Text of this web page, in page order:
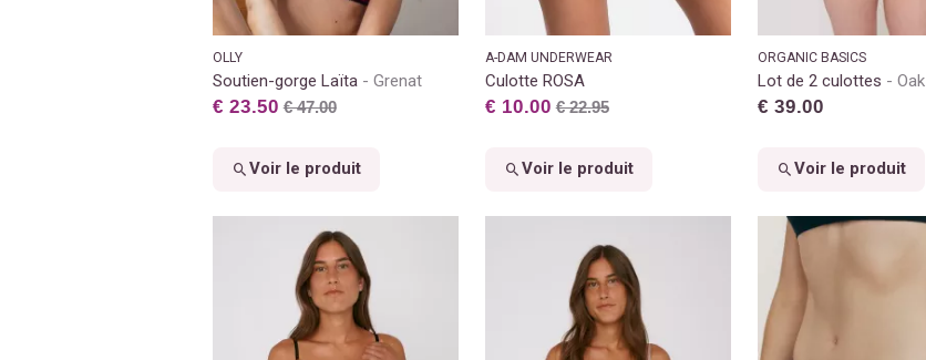
OLLY
Soutien-gorge Laïta Grenat
€ 23.50 € 47.00
Voir le produit
A-DAM UNDERWEAR
Culotte ROSA
€ 10.00 € 22.95
Voir le produit
ORGANIC BASICS
Lot de 2 culottes Oak
€ 39.00
Voir le produit